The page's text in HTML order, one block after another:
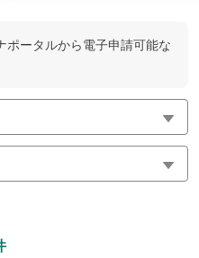
ポータルから電子申請可能な